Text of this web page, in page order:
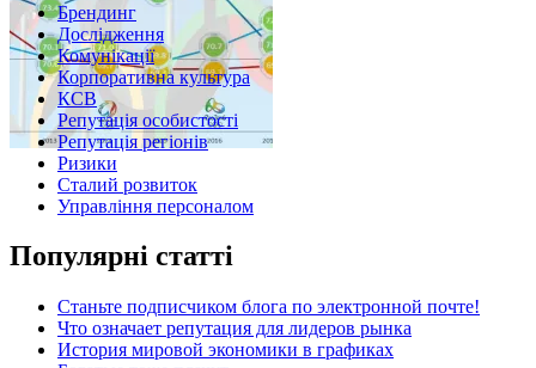
Брендинг
Дослідження
Комунікації
Корпоративна культура
КСВ
Репутація особистості
Репутація регіонів
Ризики
Сталий розвиток
Управління персоналом
Популярні статті
Станьте подписчиком блога по электронной почте!
Что означает репутация для лидеров рынка
История мировой экономики в графиках